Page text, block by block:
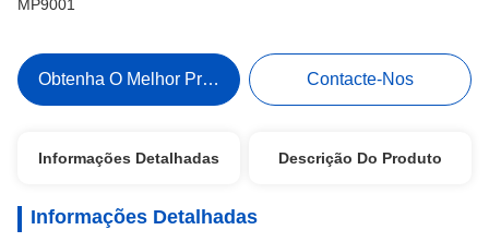
MP9001
Obtenha O Melhor Preço Contacte-Nos
Informações Detalhadas Descrição Do Produto
Informações Detalhadas